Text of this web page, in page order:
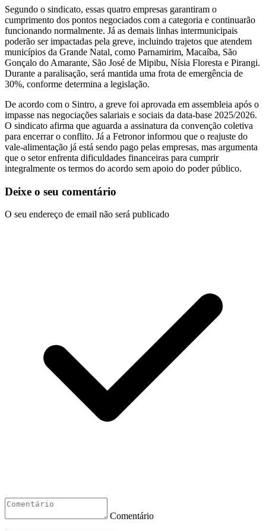
Segundo o sindicato, essas quatro empresas garantiram o
cumprimento dos pontos negociados com a categoria e continuarão
funcionando normalmente. Já as demais linhas intermunicipais
poderão ser impactadas pela greve, incluindo trajetos que atendem
municípios da Grande Natal, como Parnamirim, Macaíba, São
Gonçalo do Amarante, São José de Mipibu, Nísia Floresta e Pirangi.
Durante a paralisação, será mantida uma frota de emergência de
30%, conforme determina a legislação.
De acordo com o Sintro, a greve foi aprovada em assembleia após o
impasse nas negociações salariais e sociais da data-base 2025/2026.
O sindicato afirma que aguarda a assinatura da convenção coletiva
para encerrar o conflito. Já a Fetronor informou que o reajuste do
vale-alimentação já está sendo pago pelas empresas, mas argumenta
que o setor enfrenta dificuldades financeiras para cumprir
integralmente os termos do acordo sem apoio do poder público.
Deixe o seu comentário
O seu endereço de email não será publicado
Comentário